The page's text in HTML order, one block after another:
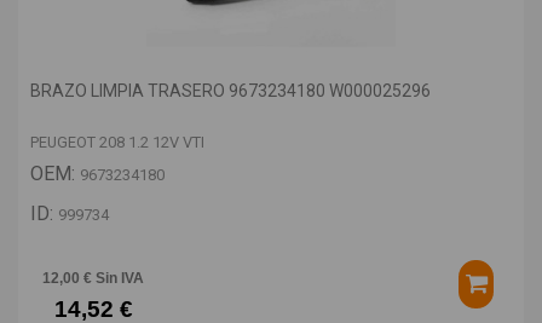
BRAZO LIMPIA TRASERO 9673234180 W000025296
PEUGEOT 208 1.2 12V VTI
OEM: 9673234180
ID: 999734
12,00 € Sin IVA
14,52 €